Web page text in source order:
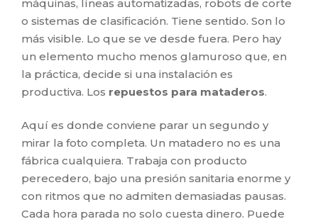
máquinas, líneas automatizadas, robots de corte
o sistemas de clasificación. Tiene sentido. Son lo
más visible. Lo que se ve desde fuera. Pero hay
un elemento mucho menos glamuroso que, en
la práctica, decide si una instalación es
productiva. Los repuestos para mataderos.
Aquí es donde conviene parar un segundo y
mirar la foto completa. Un matadero no es una
fábrica cualquiera. Trabaja con producto
perecedero, bajo una presión sanitaria enorme y
con ritmos que no admiten demasiadas pausas.
Cada hora parada no solo cuesta dinero. Puede